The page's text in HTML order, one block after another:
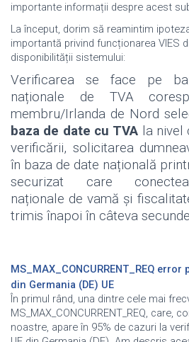
importante informații despre acest
La început, dorim să reamintim
importantă privind funcționarea VIES
disponibilității sistemului:
Verificarea se face pe
naționale de TVA
membru/Irlanda de Nord
baza de date cu TVA la nivel
verificării, solicitarea
în baza de date națională
securizat care
naționale de vamă și
trimis înapoi în câteva
MS_MAX_CONCURRENT_REQ error
din Germania (DE) UE
În primul rând, una dintre cele mai
MS_MAX_CONCURRENT_REQ, care,
noastre, apare în 95% de cazuri la